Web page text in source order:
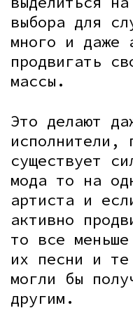
выбора для
много и даже
продвигать
массы.
Это делают
исполнители,
существует
мода то на
артиста и
активно
то все меньше
их песни и те
могли бы
другим.